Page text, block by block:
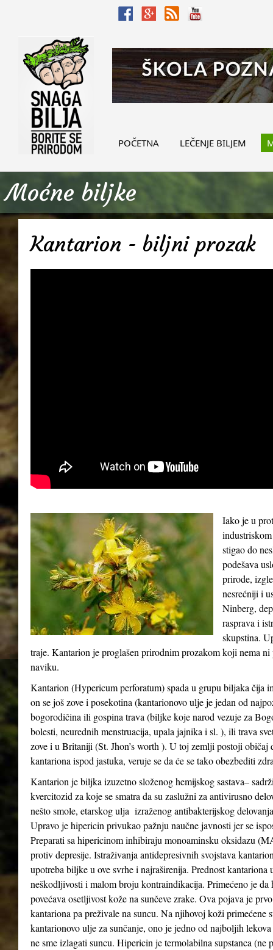
POČETNA LEČENJE BILJEM
Moćne biljke
Kantarion - biljni prozak
Iako je u
stigao do
podešava
prirode,
nesrećniji i
Ninberg,
rasprava i
skupstina.
traje. Kantarion je proglašen prirodnim prozakom koji nema
naviku.
Kantarion (Hypericum perforatum) spada u grupu biljaka čija
on se još zove i posekotina (kantarionovo ulje je jedan od
bogorodičina ili gospina trava (biljke koje narod vezuje za
bolesti, neurednih menstruacija, upala jajnika i sl. ), ili trava
zove i u Britaniji (St. Jhon’s worth ). U toj zemlji postoji običaj
kantariona ispod jastuka, veruje se da će se tako obezbediti
Kantarion je biljka izuzetno složenog hemijskog sastava–
kvercitozid za koje se smatra da su zaslužni za antivirusno
nešto smole, etarskog ulja izraženog antibakterijskog
Upravo je hipericin privukao pažnju naučne javnosti jer se
Preparati sa hipericinom inhibiraju monoaminsku oksidazu
protiv depresije. Istraživanja antidepresivnih svojstava
upotreba biljke u ove svrhe i najraširenija. Prednost kantariona
neškodljivosti i malom broju kontraindikacija. Primećeno je
povećava osetljivost kože na sunčeve zrake. Ova pojava je
kantariona pa preživale na suncu. Na njihovoj koži primećene
kantarionovo ulje za sunčanje, ono je jedno od najboljih
ne sme izlagati suncu. Hipericin je termolabilna supstanca (ne